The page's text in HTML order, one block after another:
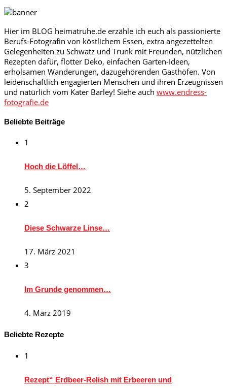
Hier im BLOG heimatruhe.de erzähle ich euch als passionierte
Berufs-Fotografin von köstlichem Essen, extra angezettelten
Gelegenheiten zu Schwatz und Trunk mit Freunden, nützlichen
Rezepten dafür, flotter Deko, einfachen Garten-Ideen,
erholsamen Wanderungen, dazugehörenden Gasthöfen. Von
leidenschaftlich engagierten Menschen und ihren Erzeugnissen
und natürlich vom Kater Barley! Siehe auch www.endress-
fotografie.de
Beliebte Beiträge
1
Hoch die Löffel…
5. September 2022
2
Diese Schwarze Linse…
17. März 2021
3
Im Grunde genommen…
4. März 2019
Beliebte Rezepte
1
Rezept“ Erdbeer-Relish mit Erbeeren und